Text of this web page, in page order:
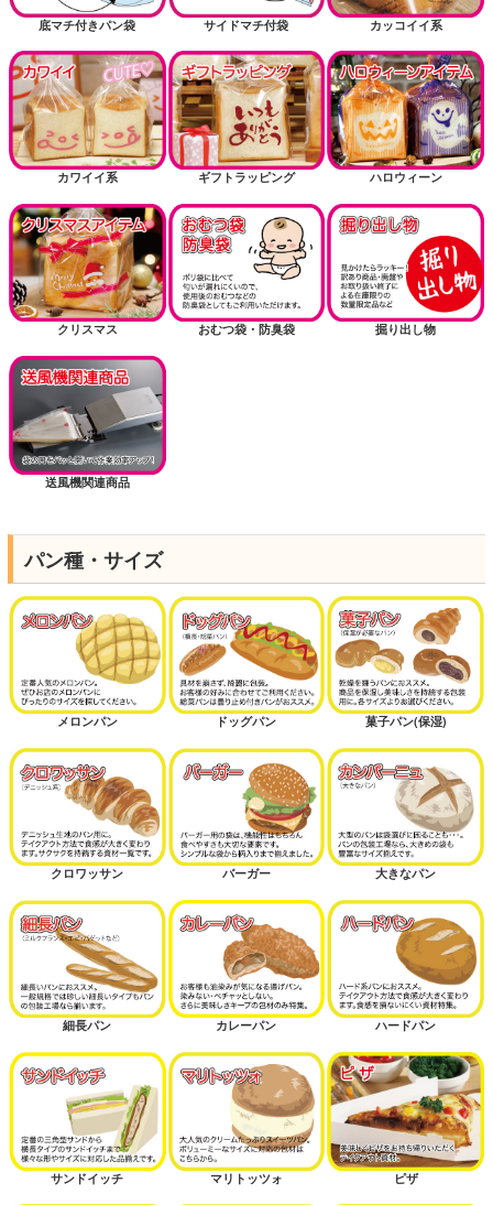
底マチ付きパン袋 サイドマチ付袋 カッコイイ系
カワイイ系 ギフトラッピング ハロウィーン
クリスマス おむつ袋・防臭袋 掘り出し物
送風機関連商品
パン種・サイズ
メロンパン ドッグパン 菓子パン(保湿)
クロワッサン バーガー 大きなパン
細長パン カレーパン ハードパン
サンドイッチ マリトッツォ ピザ